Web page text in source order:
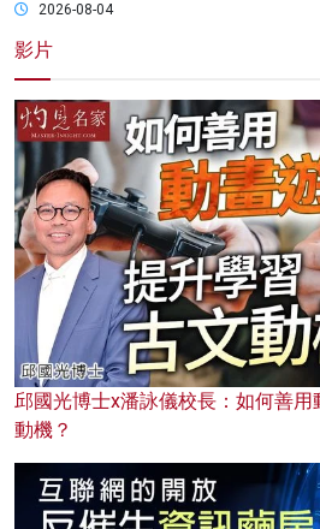
2026-08-04
影片
邱國光博士x潘詠儀校長：如何善
動機？